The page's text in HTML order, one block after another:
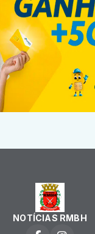
NOTÍCIAS RMBH